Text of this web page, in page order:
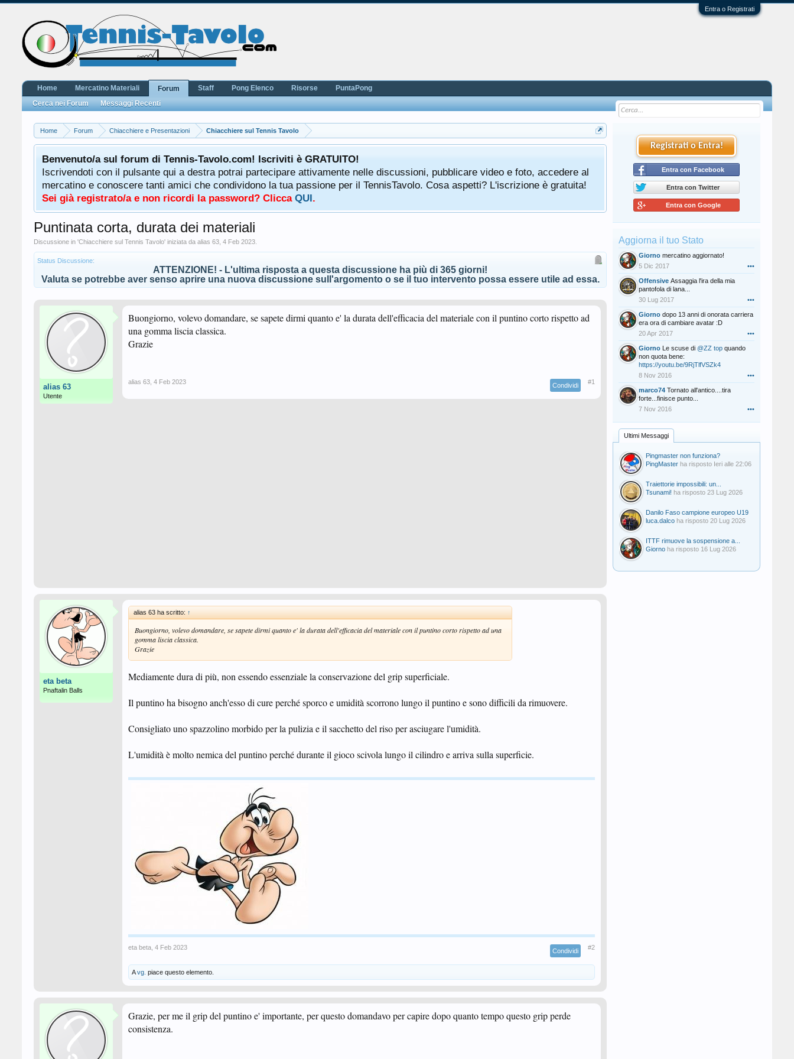
Entra o Registrati
Home Forum Chiacchiere e Presentazioni Chiacchiere sul Tennis Tavolo
Benvenuto/a sul forum di Tennis-Tavolo.com! Iscriviti è GRATUITO!
Iscrivendoti con il pulsante qui a destra potrai partecipare attivamente nelle discussioni, pubblicare video e foto, accedere al
mercatino e conoscere tanti amici che condividono la tua passione per il TennisTavolo. Cosa aspetti? L'iscrizione è gratuita!
Sei già registrato/a e non ricordi la password? Clicca QUI.
Puntinata corta, durata dei materiali
Discussione in 'Chiacchiere sul Tennis Tavolo' iniziata da alias 63 4 Feb 2023
Status Discussione:
ATTENZIONE! - L'ultima risposta a questa discussione ha più di 365 giorni!
Valuta se potrebbe aver senso aprire una nuova discussione sull'argomento o se il tuo intervento possa essere utile ad essa.
alias 63
Utente
Buongiorno, volevo domandare, se sapete dirmi quanto e' la durata dell'efficacia del materiale con il puntino corto rispetto ad
una gomma liscia classica.
Grazie
alias 63 4 Feb 2023 Condividi #1
eta beta
Pnaftalin Balls
alias 63 ha scritto: ↑
Buongiorno, volevo domandare, se sapete dirmi quanto e' la durata dell'efficacia del materiale con il puntino corto rispetto ad una
gomma liscia classica.
Grazie
Mediamente dura di più, non essendo essenziale la conservazione del grip superficiale.
Il puntino ha bisogno anch'esso di cure perché sporco e umidità scorrono lungo il puntino e sono difficili da rimuovere.
Consigliato uno spazzolino morbido per la pulizia e il sacchetto del riso per asciugare l'umidità.
L'umidità è molto nemica del puntino perché durante il gioco scivola lungo il cilindro e arriva sulla superficie.
eta beta 4 Feb 2023 Condividi #2
Avg. piace questo elemento.
Grazie, per me il grip del puntino e' importante, per questo domandavo per capire dopo quanto tempo questo grip perde
consistenza.
Registrati o Entra!
Entra con Facebook
Entra con Twitter
Entra con Google
Aggiorna il tuo Stato
Giorno mercatino aggiornato!
5 Dic 2017
•••
Offensive Assaggia l'ira della mia
pantofola di lana...
30 Lug 2017
•••
Giorno dopo 13 anni di onorata carriera
era ora di cambiare avatar :D
20 Apr 2017
•••
Giorno Le scuse di @ZZ top quando
non quota bene:
https://youtu.be/9RjTlfVSZk4
8 Nov 2016
•••
marco74 Tornato all'antico....tira
forte...finisce punto...
7 Nov 2016
•••
Ultimi Messaggi
Pingmaster non funziona?
PingMaster ha risposto Ieri alle 22:06
Traiettorie impossibili: un...
Tsunami! ha risposto 23 Lug 2026
Danilo Faso campione europeo U19
luca.dalco ha risposto 20 Lug 2026
ITTF rimuove la sospensione a...
Giorno ha risposto 16 Lug 2026
Home Mercatino Materiali
Forum
Cerca nei Forum
Messaggi Recenti
Staff Pong Elenco Risorse PuntaPong